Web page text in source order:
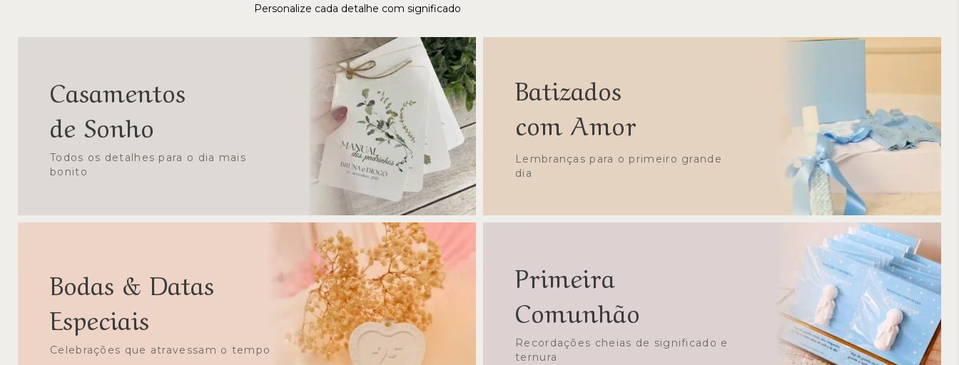
Personalize cada detalhe com significado
Casamentos
de Sonho
Todos os detalhes para o dia mais
bonito
Batizados
com Amor
Lembranças para o primeiro grande
dia
Bodas & Datas
Especiais
Celebrações que atravessam o tempo
Primeira
Comunhão
Recordações cheias de significado e
ternura